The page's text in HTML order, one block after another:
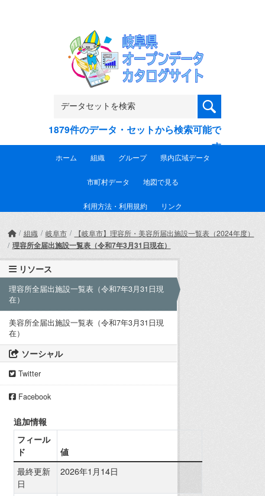
1879件のデータ・セットから検索可能で
す
ホーム 組織 グループ 県内広域データ
市町村データ 地図で見る
利用方法・利用規約 リンク
組織 岐阜市 【岐阜市】理容所・美容所届出施設一覧表（2024年度）
理容所全届出施設一覧表（令和7年3月31日現在）
リソース
理容所全届出施設一覧表（令和7年3月31日現
在）
美容所全届出施設一覧表（令和7年3月31日現
在）
ソーシャル
Twitter
Facebook
追加情報
フィール
ド
値
最終更新
日
2026年1月14日